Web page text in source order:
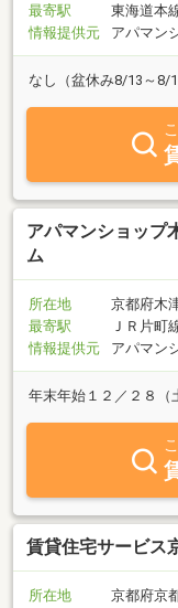
最寄駅
東海道本
情報提供元
アパマン
なし（盆休み8/13～8/
アパマンショッ
ム
所在地
京都府木
最寄駅
ＪＲ片町
情報提供元
アパマン
年末年始１２／２８（
賃貸住宅サービス
所在地
京都府京